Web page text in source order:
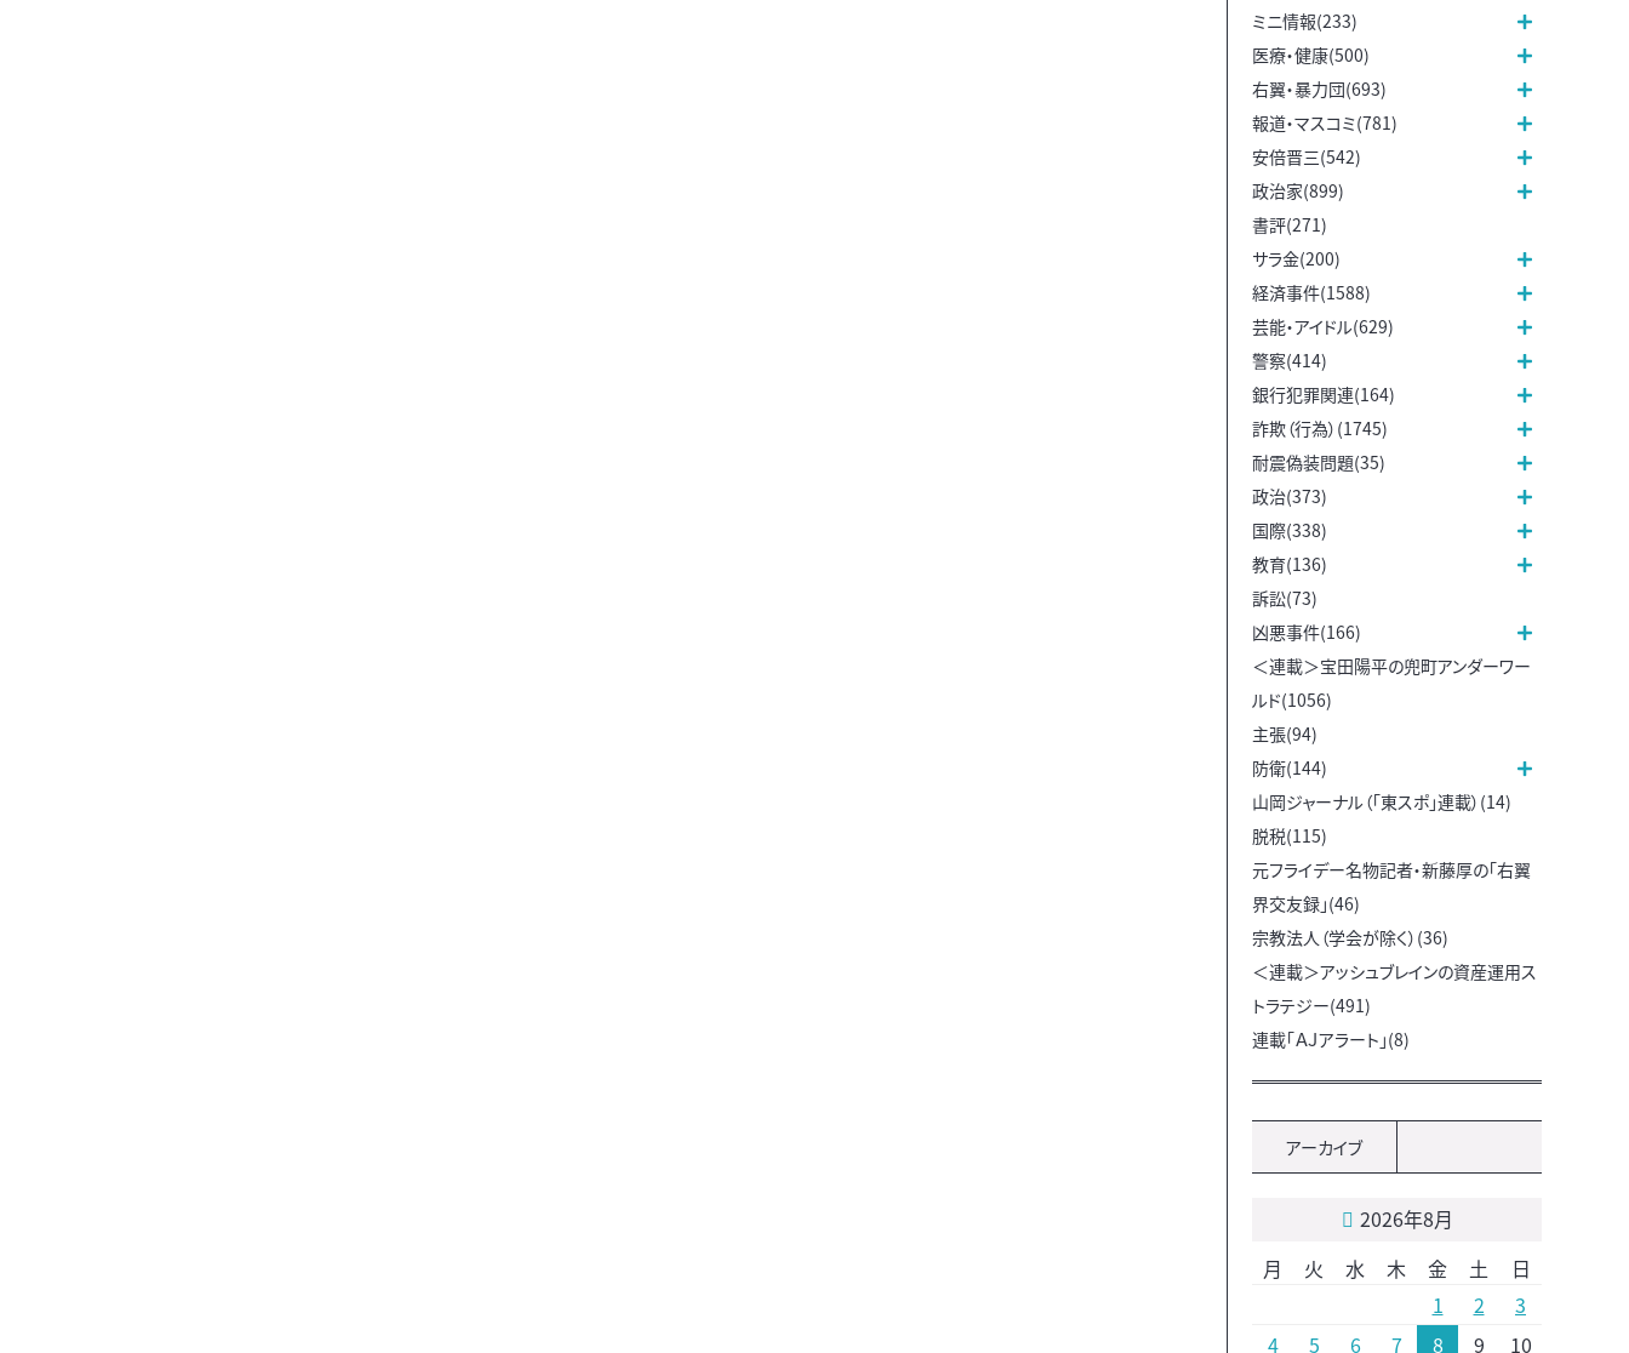
ミニ情報(233)
医療・健康(500)
右翼・暴力団(693)
報道・マスコミ(781)
安倍晋三(542)
政治家(899)
書評(271)
サラ金(200)
経済事件(1588)
芸能・アイドル(629)
警察(414)
銀行犯罪関連(164)
詐欺（行為）(1745)
耐震偽装問題(35)
政治(373)
国際(338)
教育(136)
訴訟(73)
凶悪事件(166)
＜連載＞宝田陽平の兜町アンダーワー
ルド(1056)
主張(94)
防衛(144)
山岡ジャーナル（「東スポ」連載）(14)
脱税(115)
元フライデー名物記者・新藤厚の「右翼
界交友録」(46)
宗教法人（学会が除く）(36)
＜連載＞アッシュブレインの資産運用ス
トラテジー(491)
連載「ＡＪアラート」(8)
アーカイブ
2026年8月
月
火 水 木 金 土
日
1
2
3
4
5 6 7 8 9 10